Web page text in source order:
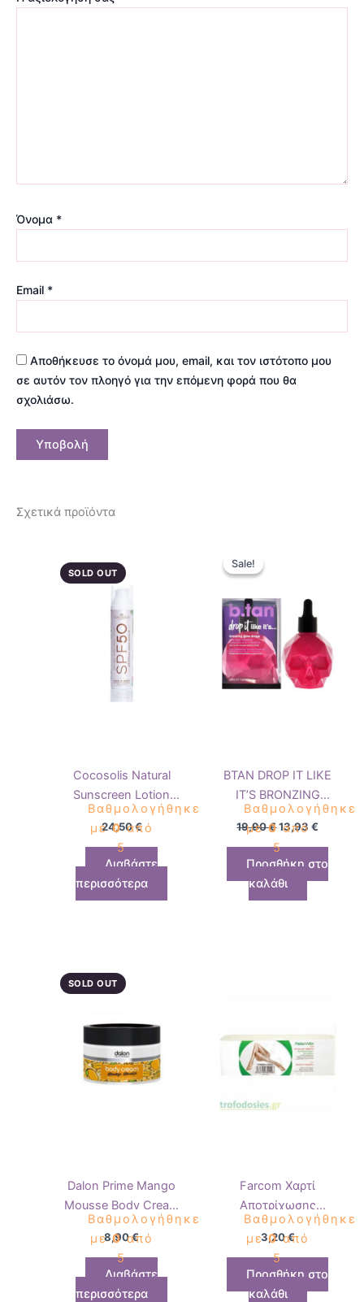
Όνομα *
Email *
Αποθήκευσε το όνομά μου, email, και τον ιστότοπο μου
σε αυτόν τον πλοηγό για την επόμενη φορά που θα
σχολιάσω.
Σχετικά προϊόντα
SOLD OUT
Cocosolis Natural
Sunscreen Lotion
SPF50 100ml
Βαθμολογήθηκε
με0από
5
24,50€
Διαβάστε
περισσότερα
Sale!
Sale!
BTAN DROP IT LIKE
IT’S BRONZING
GLOW DROPS 50 ML
Βαθμολογήθηκε
με0από
5
19,90€13,93€
Προσθήκη στο
καλάθι
SOLD OUT
Dalon Prime Mango
Mousse Body Cream
500ml
Βαθμολογήθηκε
με0από
5
8,90€
Διαβάστε
περισσότερα
Farcom Χαρτί
Αποτρίχωσης
Επαγγελματικό για
Κερί 100τεμ
Βαθμολογήθηκε
με0από
5
3,20€
Προσθήκη στο
καλάθι